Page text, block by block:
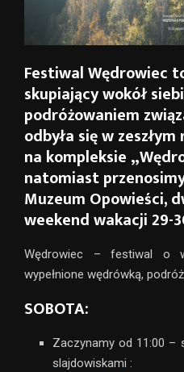
Festiwal Wędrowiec
skupiający wokół
podróżowaniem
odbyła się w
na kompleksie
natomiast
Muzeum Opowieści,
weekend wakacji 29-
Wędrowiec – festiwal o
wypełnione wędrówką,
SOBOTA:
Zaczynamy od 11:00 –
slajdowiskami :